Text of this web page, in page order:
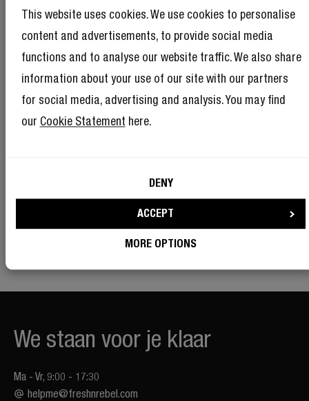
This website uses cookies. We use cookies to personalise
content and advertisements, to provide social media
functions and to analyse our website traffic. We also share
information about your use of our site with our partners
for social media, advertising and analysis. You may find
our Cookie Statement here.
DENY
ACCEPT
MORE OPTIONS
KRIJG 10% KORTING OP JE VOLGENDE
BESTELLING!
Schrijf je in om een Rebel te worden
En alsof 10% korting nog niet genoeg is, betekent lid worden van
The Rebel Club ook mega veel andere voordelen.
Fresh ’n Rebel mag mijn e-mailadres gebruiken voor
marketingdoeleinden.
We staan voor je klaar
Ma - Vr, 9:00 - 17:30
helpme@freshnrebel.com